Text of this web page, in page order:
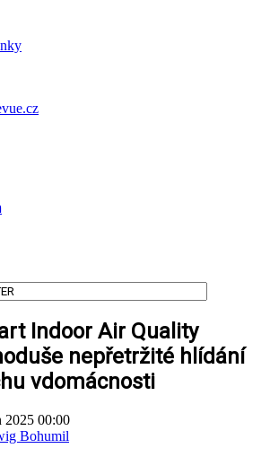
Indoor Air Quality
nepřetržité hlídání
vdomácnosti
2025 00:00
Bohumil